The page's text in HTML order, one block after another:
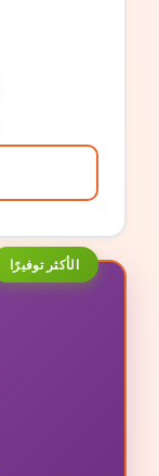
الأكثر توفيرًا